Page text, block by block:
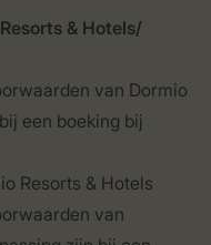
& Hotels/
van Dormio
een boeking bij
Resorts & Hotels
van